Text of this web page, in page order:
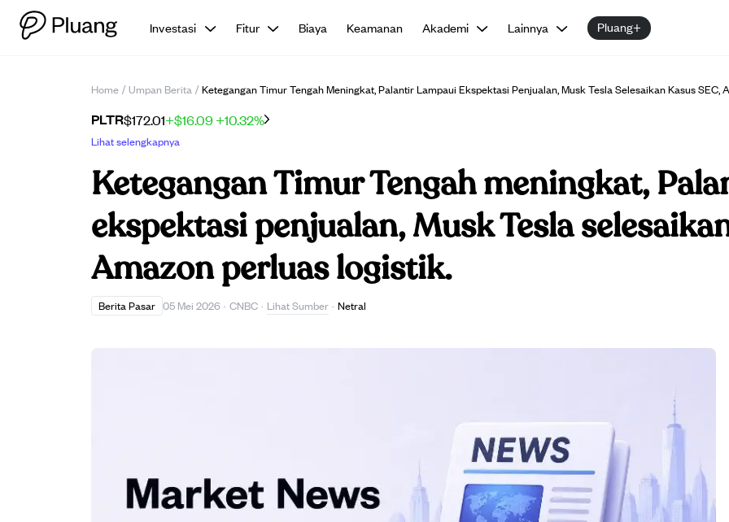
Investasi Fitur Biaya Keamanan Akademi Lainnya Pluang+
Home / Umpan Berita / Ketegangan Timur Tengah Meningkat, Palantir Lampaui Ekspektasi Penjualan, Musk Tesla Selesaikan Kasus SEC,
PLTR$172.01+$16.09+10.32%
Lihat selengkapnya
Ketegangan Timur Tengah meningkat,
ekspektasi penjualan, Musk Tesla
Amazon perluas logistik.
Berita Pasar 05 Mei 2026 · CNBC · Lihat Sumber · Netral